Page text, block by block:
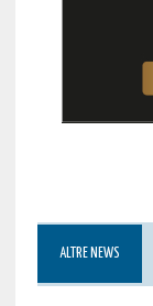
ALTRE NEWS